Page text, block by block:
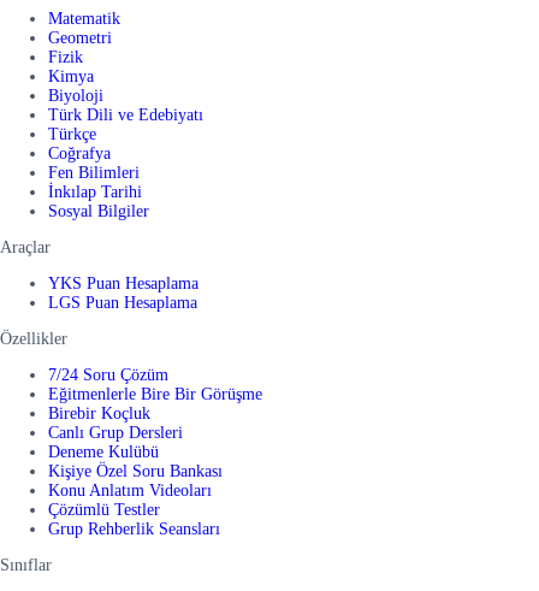
Matematik
Geometri
Fizik
Kimya
Biyoloji
Türk Dili ve Edebiyatı
Türkçe
Coğrafya
Fen Bilimleri
İnkılap Tarihi
Sosyal Bilgiler
Araçlar
YKS Puan Hesaplama
LGS Puan Hesaplama
Özellikler
7/24 Soru Çözüm
Eğitmenlerle Bire Bir Görüşme
Birebir Koçluk
Canlı Grup Dersleri
Deneme Kulübü
Kişiye Özel Soru Bankası
Konu Anlatım Videoları
Çözümlü Testler
Grup Rehberlik Seansları
Sınıflar